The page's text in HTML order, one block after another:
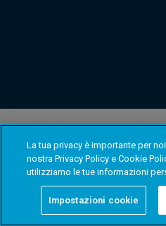
La tua privacy è importante per
nostra Privacy Policy e Cookie
utilizziamo le tue informazioni
Impostazioni cookie